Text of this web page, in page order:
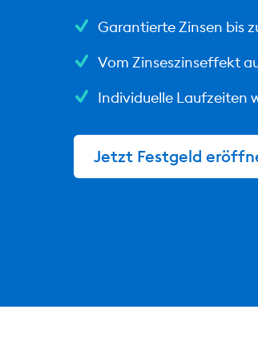
Garantierte Zinsen bis
Vom Zinseszinseffekt
Individuelle Laufzeiten
Jetzt Festgeld